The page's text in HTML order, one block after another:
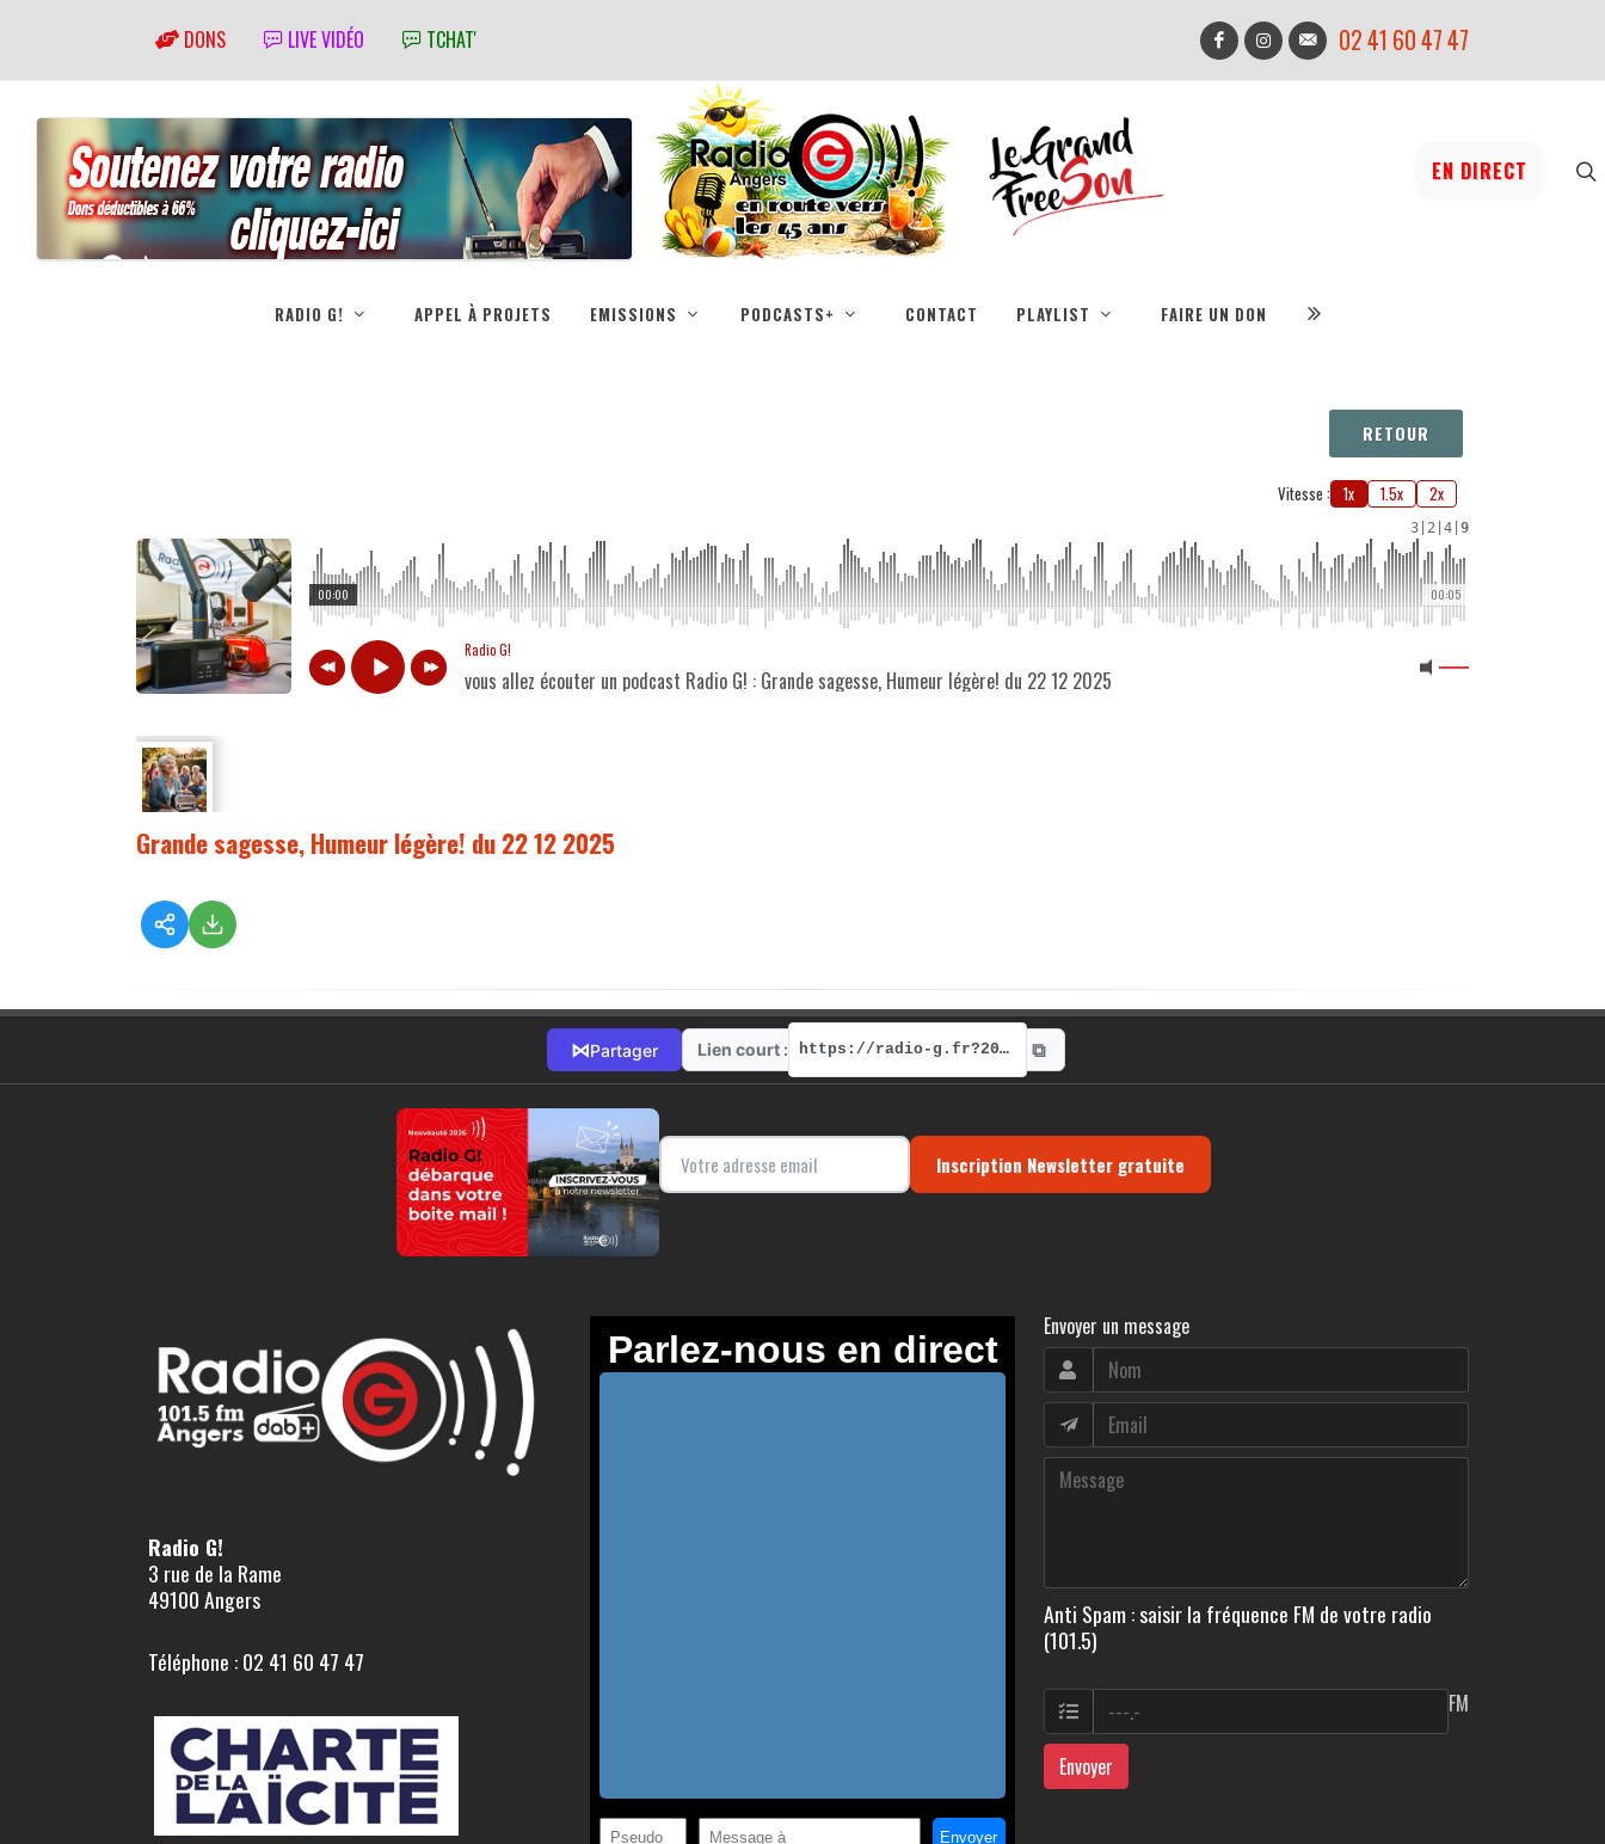
DONS LIVE VIDÉO TCHAT' 02 41 60 47 47
EN DIRECT
RADIO G! APPEL À PROJETS EMISSIONS PODCASTS+ CONTACT PLAYLIST FAIRE UN DON
RETOUR
Vitesse : 1x 1.5x 2x
3 2 4 9
00:05
00:00
Radio G!
vous allez écouter un podcast Radio G! : Grande sagesse, Humeur légère! du 22 12 2025
Grande sagesse, Humeur légère! du 22 12 2025
⋈Partager Lien court : https://radio-g.fr?20029 ⧉
Inscription Newsletter gratuite
Radio G!
3 rue de la Rame
49100 Angers
Téléphone : 02 41 60 47 47
Envoyer un message
Anti Spam : saisir la fréquence FM de votre radio
(101.5)
FM
Envoyer